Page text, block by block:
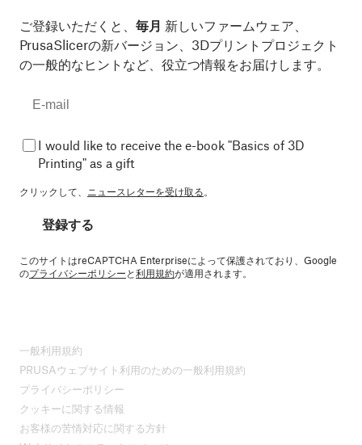
ご登録いただくと、 毎月 新しいファームウェア、
PrusaSlicerの新バージョン、3Dプリントプロジェクト
の一般的なヒントなど、役立つ情報をお届けします。
I would like to receive the e-book "Basics of 3D
Printing" as a gift
クリックして、 ニュースレターを受け取る。
登録する
このサイトはreCAPTCHA Enterpriseによって保護されており、Google
のプライバシーポリシーと利用規約が適用されます。
一般利用規約
PRUSAウェブサイト利用のための一般利用規約
プライバシーポリシー
クッキーに関する情報
お客様の苦情対応に関する方針